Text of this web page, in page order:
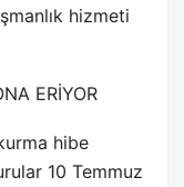
hizmeti
ERİYOR
hibe
10 Temmuz